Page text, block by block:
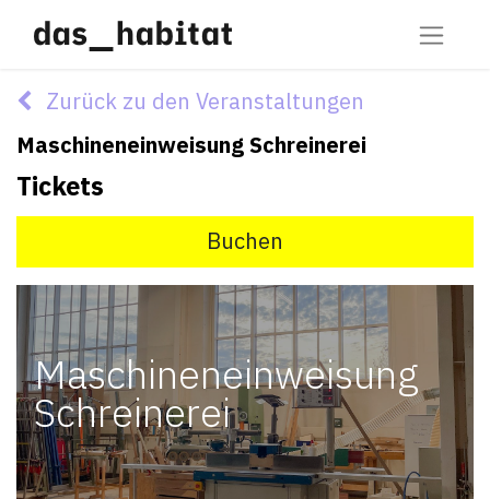
Zurück zu den Veranstaltungen
Maschineneinweisung Schreinerei
Tickets
Buchen
Maschineneinweisung
Schreinerei